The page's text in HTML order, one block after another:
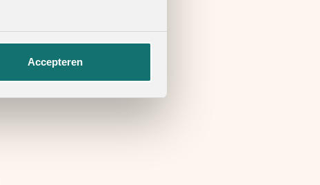
Accepteren